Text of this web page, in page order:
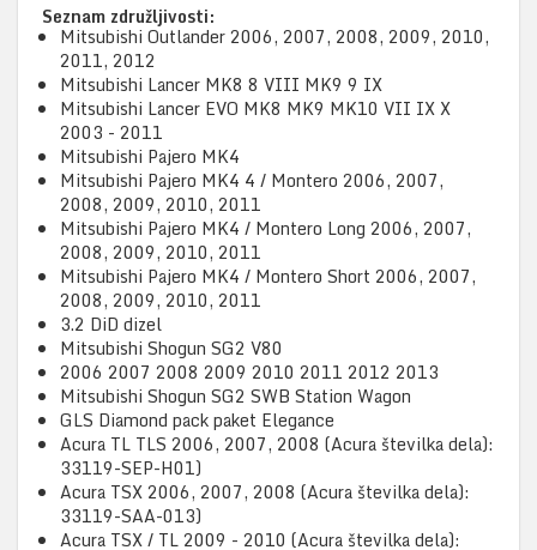
Seznam združljivosti:
Mitsubishi Outlander 2006, 2007, 2008, 2009, 2010,
2011, 2012
Mitsubishi Lancer MK8 8 VIII MK9 9 IX
Mitsubishi Lancer EVO MK8 MK9 MK10 VII IX X
2003 - 2011
Mitsubishi Pajero MK4
Mitsubishi Pajero MK4 4 / Montero 2006, 2007,
2008, 2009, 2010, 2011
Mitsubishi Pajero MK4 / Montero Long 2006, 2007,
2008, 2009, 2010, 2011
Mitsubishi Pajero MK4 / Montero Short 2006, 2007,
2008, 2009, 2010, 2011
3.2 DiD dizel
Mitsubishi Shogun SG2 V80
2006 2007 2008 2009 2010 2011 2012 2013
Mitsubishi Shogun SG2 SWB Station Wagon
GLS Diamond pack paket Elegance
Acura TL TLS 2006, 2007, 2008 (Acura številka dela):
33119-SEP-H01)
Acura TSX 2006, 2007, 2008 (Acura številka dela):
33119-SAA-013)
Acura TSX / TL 2009 - 2010 (Acura številka dela):